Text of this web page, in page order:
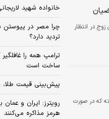
در انتظار
افزایش یافته که در صورت
خانواده شهید
چرا مصر در پیوستن
تردید دارد؟
ترامپ همه را
ساخت است
پیش‌بینی قیمت طلا، دلار و
هرمز مذاکره می‌کنند